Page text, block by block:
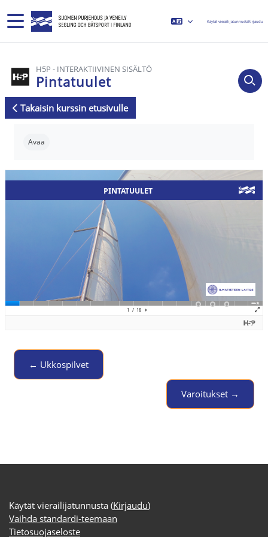
Sivupaneeli Käytät vierailijatunnustaKirjaudu
H5P - INTERAKTIIVINEN SISÄLTÖ
Pintatuulet
Takaisin kurssin etusivulle
Avaa
← Ukkospilvet
Varoitukset →
Käytät vierailijatunnusta (Kirjaudu)
Vaihda standardi-teemaan
Tietosuojaseloste